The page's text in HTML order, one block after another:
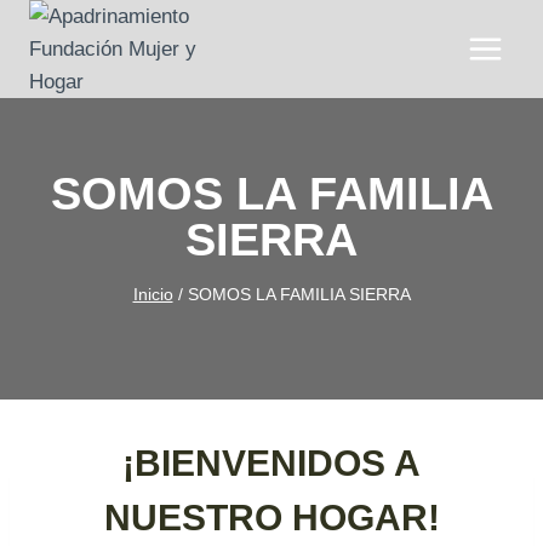
Saltar
contenido
SOMOS LA FAMILIA
SIERRA
Inicio / SOMOS LA FAMILIA SIERRA
¡BIENVENIDOS A
NUESTRO HOGAR!